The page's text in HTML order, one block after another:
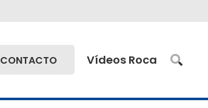
CONTACTO Vídeos Roca